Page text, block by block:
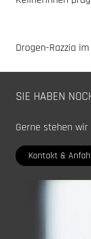
Drogen-Razzia
SIE HABEN
Gerne stehen
Kontakt &